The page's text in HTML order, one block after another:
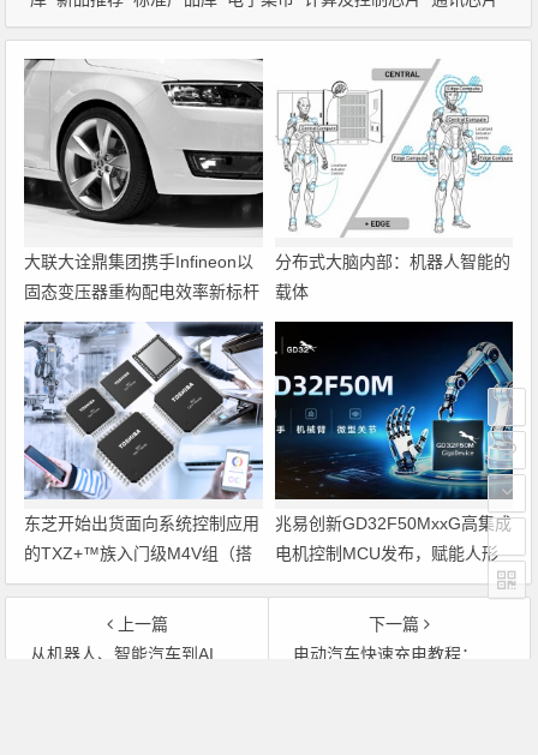
大联大诠鼎集团携手Infineon以
固态变压器重构配电效率新标杆
分布式大脑内部：机器人智能的
载体
东芝开始出货面向系统控制应用
的TXZ+™族入门级M4V组（搭
载Arm Cortex‑M4内核的标准微
控制器）工程样品
兆易创新GD32F50MxxG高集成
电机控制MCU发布，赋能人形
机器人关节驱动革新
上一篇
从机器人、智能汽车到AI数据中心电源，意法半导体精彩亮相慕尼黑上海电子展
下一篇
电动汽车快速充电教程：分立组装与模块组装对比分析